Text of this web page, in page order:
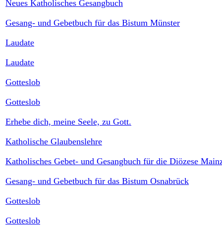
Neues Katholisches Gesangbuch
Gesang- und Gebetbuch für das Bistum Münster
Laudate
Laudate
Gotteslob
Gotteslob
Erhebe dich, meine Seele, zu Gott.
Katholische Glaubenslehre
Katholisches Gebet- und Gesangbuch für die Diözese
Gesang- und Gebetbuch für das Bistum Osnabrück
Gotteslob
Gotteslob